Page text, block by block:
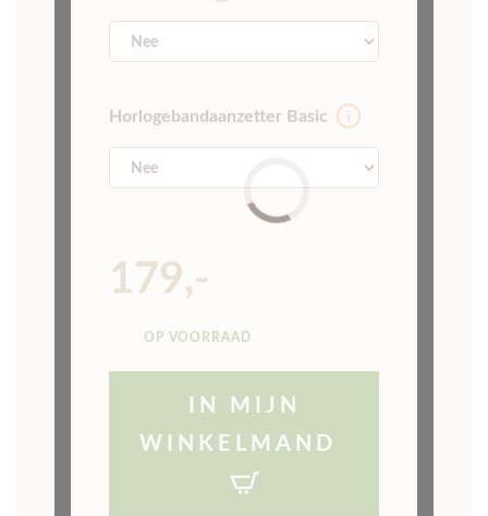
Horlogebandaanzetter Basic
179,-
OP VOORRAAD
IN MIJN
WINKELMAND